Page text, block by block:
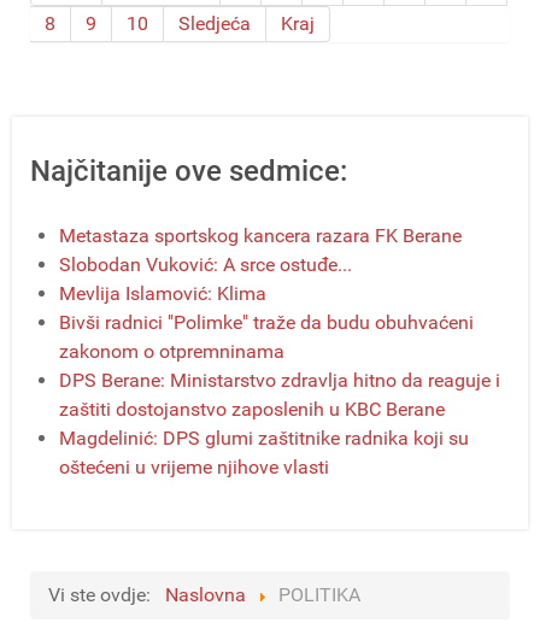
8
9 10 Sledjeća Kraj
Najčitanije ove sedmice:
Metastaza sportskog kancera razara FK Berane
Slobodan Vuković: A srce ostuđe...
Mevlija Islamović: Klima
Bivši radnici "Polimke" traže da budu obuhvaćeni
zakonom o otpremninama
DPS Berane: Ministarstvo zdravlja hitno da reaguje i
zaštiti dostojanstvo zaposlenih u KBC Berane
Magdelinić: DPS glumi zaštitnike radnika koji su
oštećeni u vrijeme njihove vlasti
Vi ste ovdje: Naslovna POLITIKA